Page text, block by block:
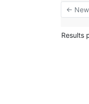
←
Results